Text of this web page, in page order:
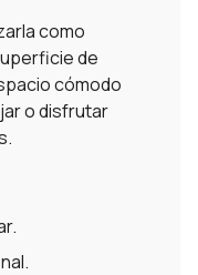
como
de
cómodo
o disfrutar